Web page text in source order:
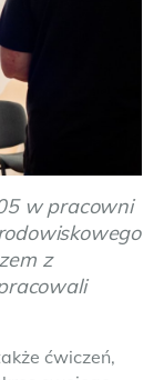
w pracowni
z
ćwiczeń,